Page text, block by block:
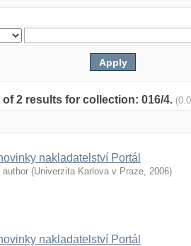
2 results for collection: 016/4.
nakladatelství Portál
author (Univerzita Karlova v Praze, 2006)
nakladatelství Portál